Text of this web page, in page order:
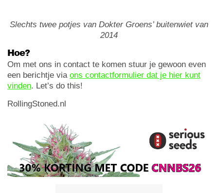
Slechts twee potjes van Dokter Groens’ buitenwiet van
2014
Hoe?
Om met ons in contact te komen stuur je gewoon even
een berichtje via ons contactformulier dat je hier kunt
vinden. Let’s do this!
RollingStoned.nl